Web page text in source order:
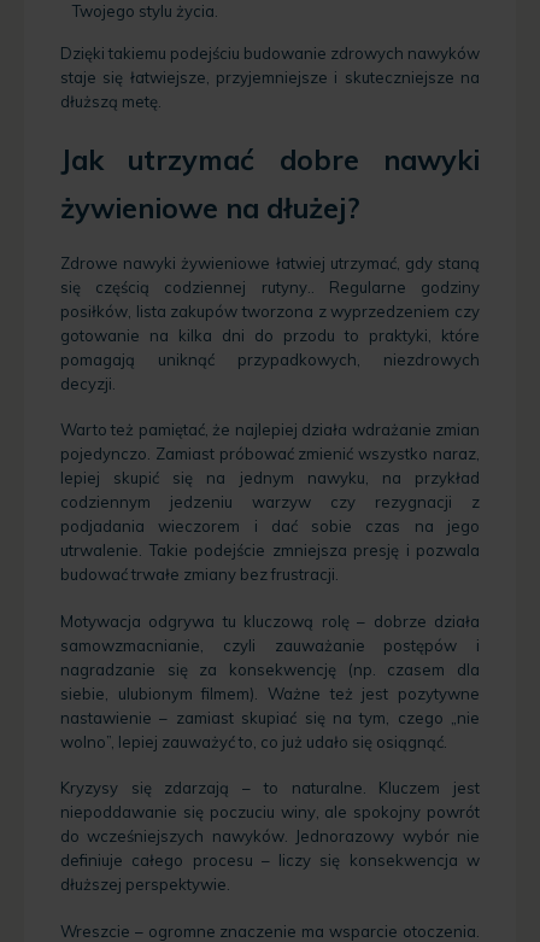
Twojego stylu życia.
Dzięki takiemu podejściu budowanie zdrowych nawyków
staje się łatwiejsze, przyjemniejsze i skuteczniejsze na
dłuższą metę.
Jak utrzymać dobre nawyki
żywieniowe na dłużej?
Zdrowe nawyki żywieniowe łatwiej utrzymać, gdy staną
się częścią codziennej rutyny.. Regularne godziny
posiłków, lista zakupów tworzona z wyprzedzeniem czy
gotowanie na kilka dni do przodu to praktyki, które
pomagają uniknąć przypadkowych, niezdrowych
decyzji.
Warto też pamiętać, że najlepiej działa wdrażanie zmian
pojedynczo. Zamiast próbować zmienić wszystko naraz,
lepiej skupić się na jednym nawyku, na przykład
codziennym jedzeniu warzyw czy rezygnacji z
podjadania wieczorem i dać sobie czas na jego
utrwalenie. Takie podejście zmniejsza presję i pozwala
budować trwałe zmiany bez frustracji.
Motywacja odgrywa tu kluczową rolę – dobrze działa
samowzmacnianie, czyli zauważanie postępów i
nagradzanie się za konsekwencję (np. czasem dla
siebie, ulubionym filmem). Ważne też jest pozytywne
nastawienie – zamiast skupiać się na tym, czego „nie
wolno”, lepiej zauważyć to, co już udało się osiągnąć.
Kryzysy się zdarzają – to naturalne. Kluczem jest
niepoddawanie się poczuciu winy, ale spokojny powrót
do wcześniejszych nawyków. Jednorazowy wybór nie
definiuje całego procesu – liczy się konsekwencja w
dłuższej perspektywie.
Wreszcie – ogromne znaczenie ma wsparcie otoczenia.